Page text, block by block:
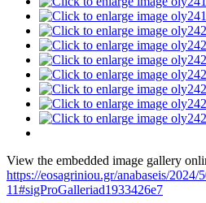
View the embedded image gallery
https://eosagriniou.gr/anabaseis/
11#sigProGalleriad1933426e7